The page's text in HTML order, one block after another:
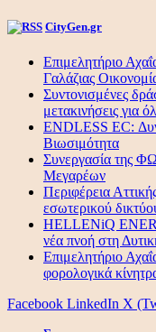
CityGen.gr
Επιμελητήριο
Γαλάζιας
Συντονισμένες
μετακινήσεις για
ENDLESS EC:
Βιωσιμότητα
Συνεργασία
Μεγαρέων
Περιφέρεια
εσωτερικού
HELLENiQ
νέα πνοή στη
Επιμελητήριο
φορολογικά
Facebook LinkedIn X